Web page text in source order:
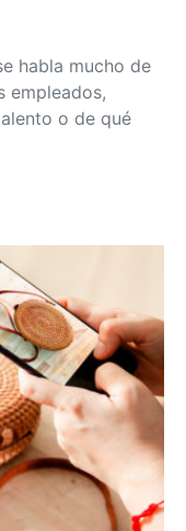
habla mucho de
empleados,
o de qué